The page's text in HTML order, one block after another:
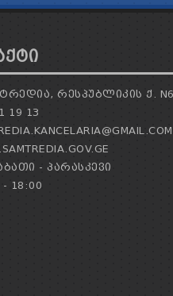
ᲠᲔᲡᲞᲣᲑᲚᲘᲙᲘᲡ Ქ. N6
19 13
- ᲞᲐᲠᲐᲡᲙᲔᲕᲘ
- 18:00